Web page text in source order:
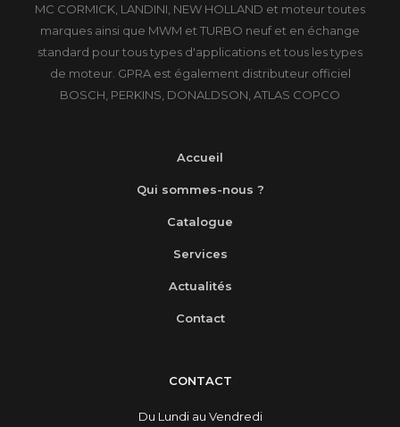
MC CORMICK, LANDINI, NEW HOLLAND et moteur toutes
marques ainsi que MWM et TURBO neuf et en échange
standard pour tous types d'applications et tous les types
de moteur. GPRA est également distributeur officiel
BOSCH, PERKINS, DONALDSON, ATLAS COPCO
Accueil
Qui sommes-nous ?
Catalogue
Services
Actualités
Contact
CONTACT
Du Lundi au Vendredi